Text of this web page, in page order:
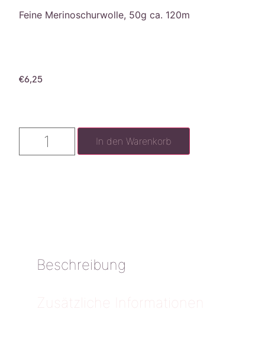
Feine Merinoschurwolle, 50g ca. 120m
€6,25
In den Warenkorb
Beschreibung
Zusätzliche Informationen